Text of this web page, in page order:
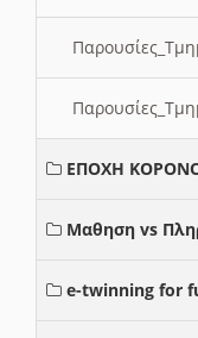
ΕΠΟΧΗ
Μαθηση vs
e-twinning for